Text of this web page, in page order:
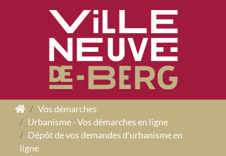
Vos démarches
Urbanisme - Vos démarches en ligne
Dépôt de vos demandes d'urbanisme en
ligne